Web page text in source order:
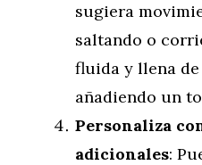
sugiera
saltando o
fluida y llena
añadiendo un
Personaliza
adicionales: